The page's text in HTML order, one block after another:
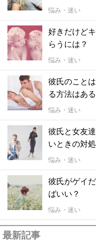
悩み・迷い
好きだけど
らうには？
悩み・迷い
彼氏のこと
る方法はあ
悩み・迷い
彼氏と女友
いときの対
悩み・迷い
彼氏がゲイ
ばいい？
悩み・迷い
最新記事